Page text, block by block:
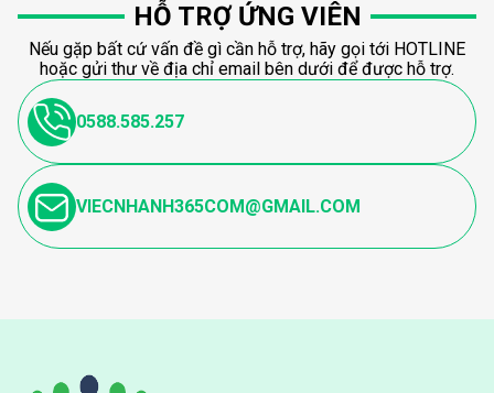
HỖ TRỢ ỨNG VIÊN
Nếu gặp bất cứ vấn đề gì cần hỗ trợ, hãy gọi tới HOTLINE
hoặc gửi thư về địa chỉ email bên dưới để được hỗ trợ.
0588.585.257
VIECNHANH365COM@GMAIL.COM